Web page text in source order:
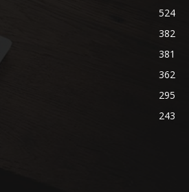
524
382
381
362
295
243